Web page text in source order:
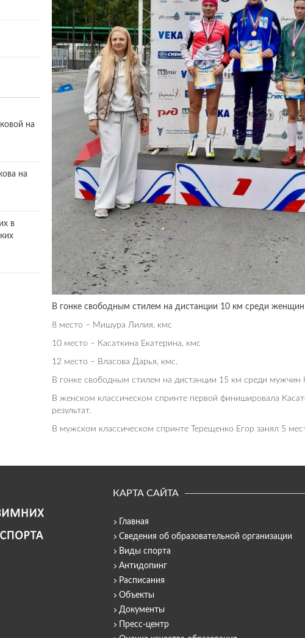
В гонке свободным стилем на дистанции 10 км среди женщин
8 место – Мишура Лилия, кмс
10 место – Касаткина Екатерина, кмс
12 место – Власова Дарья, кмс.
В гонке свободным стилем на дистанции 15 км среди мужчин
В женском классическом спринте первой финишировала
результат.
В мужском классическом спринте Терещенко Егор занял 5
на
на
в
КАРТА САЙТА
Главная
Сведения об образовательной организации
Виды спорта
Антидопинг
Расписания
Объекты
Документы
Пресс-центр